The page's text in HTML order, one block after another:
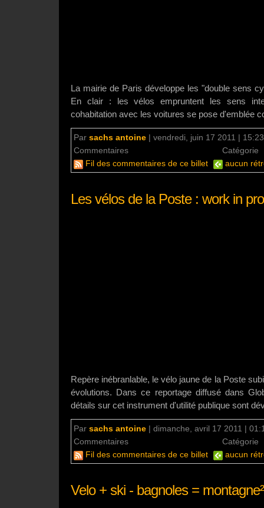
La mairie de Paris développe les "double sens
En clair : les vélos empruntent les sens
cohabitation avec les voitures se pose d'emblée
Par sachs antoine | vendredi, juin 17 2011 | 15:23
Commentaires
Catégorie
Fil des commentaires de ce billet
aucun
Les vélos de la Poste : work in
Repère inébranlable, le vélo jaune de la Poste
évolutions. Dans ce reportage diffusé dans
détails sur cet instrument d'utilité publique sont
Par sachs antoine | dimanche, avril 17 2011 |
Commentaires
Catégorie
Fil des commentaires de ce billet
aucun
Velo + ski - bagnoles = montagne²